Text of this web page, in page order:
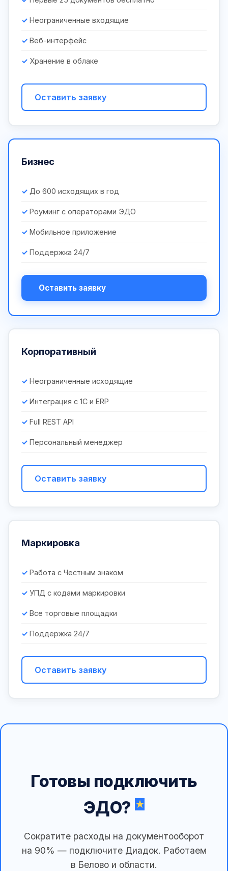
Неограниченные входящие
Веб-интерфейс
Хранение в облаке
Оставить заявку
Бизнес
До 600 исходящих в год
Роуминг с операторами ЭДО
Мобильное приложение
Поддержка 24/7
Оставить заявку
Корпоративный
Неограниченные исходящие
Интеграция с 1С и ERP
Full REST API
Персональный менеджер
Оставить заявку
Маркировка
Работа с Честным знаком
УПД с кодами маркировки
Все торговые площадки
Поддержка 24/7
Оставить заявку
Готовы подключить
ЭДО?
Сократите расходы на документооборот
на 90% — подключите Диадок. Работаем
в Белово и области.